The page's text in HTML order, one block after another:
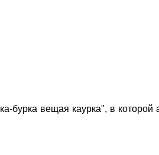
бурка вещая каурка", в